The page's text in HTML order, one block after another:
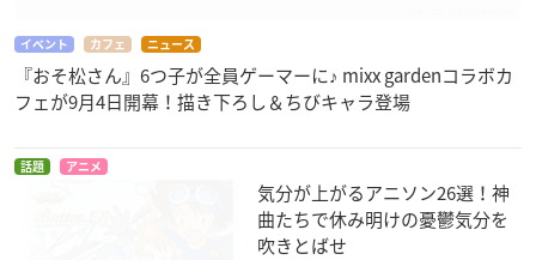
「おそ松さん × TOWER RECORDS」コラボカフェ
TOWER RECORDS CAFE 表参道店
第1弾：1月28日(木)〜2月12日(金)
第2弾：2月13日(土)〜2月28日(日)
イベント カフェ ニュース
『おそ松さん』6つ子が全員ゲーマーに♪ mixx gardenコラボカ
フェが9月4日開幕！描き下ろし＆ちびキャラ登場
話題 アニメ
気分が上がるアニソン26選！神
曲たちで休み明けの憂鬱気分を
吹きとばせ